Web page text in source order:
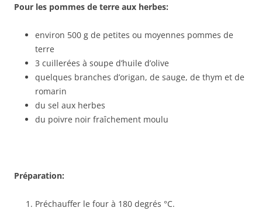
Pour les pommes de terre aux herbes:
environ 500 g de petites ou moyennes pommes de
terre
3 cuillerées à soupe d’huile d’olive
quelques branches d’origan, de sauge, de thym et de
romarin
du sel aux herbes
du poivre noir fraîchement moulu
Préparation:
Préchauffer le four à 180 degrés °C.